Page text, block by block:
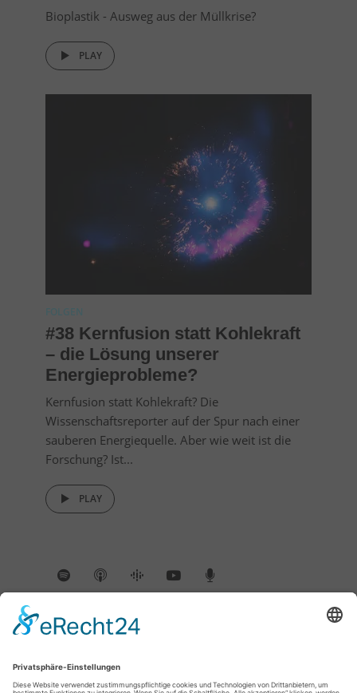
Bioplastik - Ausweg aus der Müllkrise?
PLAY
FOLGEN
#38 Kernfusion statt Kohlekraft
– die Lösung unserer
Energieprobleme?
Kernfusion statt Kohlekraft? Die
Wissenschaftsreporter auf der Spur nach einer
sauberen Energiequelle. Aber wie weit ist die
Forschung? Ist...
PLAY
INSTAGRAM@DIEWISSENSCHAFTSREPORTER
Instagram has returned empty data. Please